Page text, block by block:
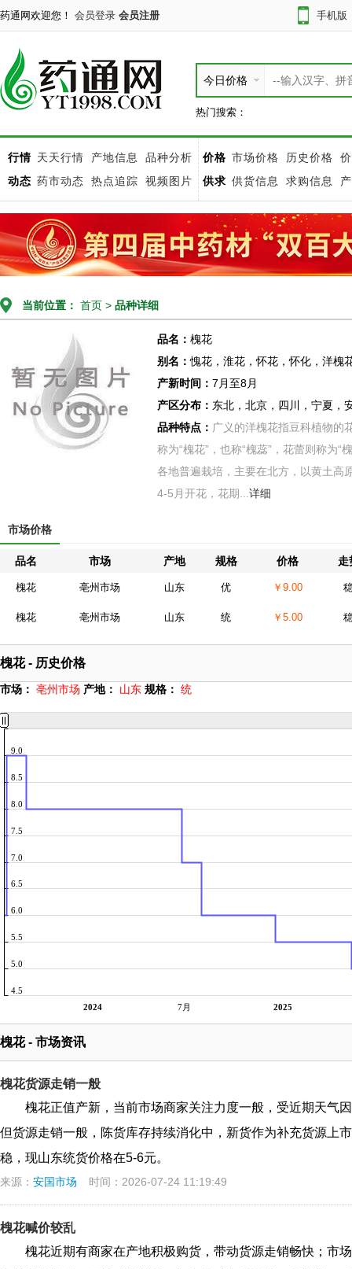
药通网欢迎您！ 会员登录 会员注册 手机版
今日价格
热门搜索：
行情 天天行情 产地信息
品种分析
动态 药市动态 热点追踪 视频图片
价格 市场价格 历史价格
供求 供货信息 求购信息
当前位置： 首页 > 品种详细
品名： 槐花
别名：愧花，淮花，怀花，怀化，洋槐
产新时间： 7月至8月
产区分布： 东北，北京，四川，宁夏，
品种特点： 广义的洋槐花指豆科植物的
称为“槐花”，也称“槐蕊”，花蕾则称为“
各地普遍栽培，主要在北方，以黄土高
4-5月开花，花期... 详细
市场价格
品名 市场 产地 规格 价格 走
槐花 亳州市场 山东 优 ￥9.00
槐花 亳州市场 山东 统 ￥5.00
槐花 - 历史价格
市场： 亳州市场 产地： 山东 规格： 统
2024 7月 2025
4.5
5.0
5.5
6.0
6.5
7.0
7.5
8.0
8.5
9.0
槐花 - 市场资讯
槐花货源走销一般
槐花正值产新，当前市场商家关注力度一般，受近期天气
但货源走销一般，陈货库存持续消化中，新货作为补充货源上
稳，现山东统货价格在5-6元。
来源： 安国市场 时间：2026-07-24 11:19:49
槐花喊价较乱
槐花近期有商家在产地积极购货，带动货源走销畅快；市